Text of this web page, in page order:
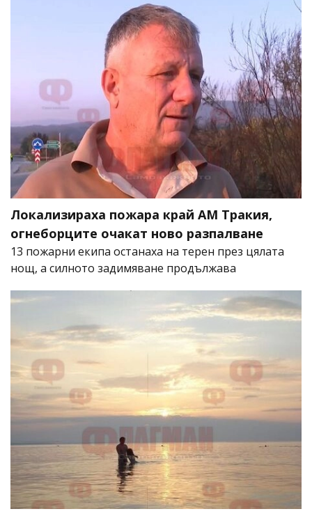
Локализираха пожара край АМ Тракия,
огнеборците очакат ново разпалване
13 пожарни екипа останаха на терен през цялата
нощ, а силното задимяване продължава